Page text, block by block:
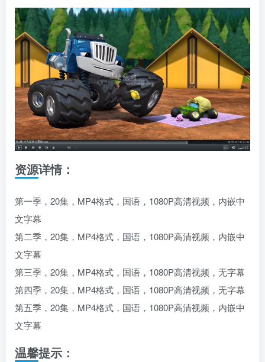
资源详情：
第一季，20集，MP4格式，国语，1080P高清视频，内嵌中
文字幕
第二季，20集，MP4格式，国语，1080P高清视频，内嵌中
文字幕
第三季，20集，MP4格式，国语，1080P高清视频，无字幕
第四季，20集，MP4格式，国语，1080P高清视频，无字幕
第五季，20集，MP4格式，国语，1080P高清视频，内嵌中
文字幕
温馨提示：